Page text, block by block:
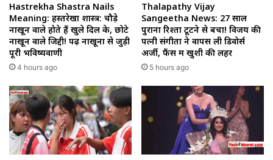
Hastrekha Shastra Nails
Meaning: हस्तरेखा शास्त्र: चौड़े
नाखून वाले होते हैं खुले दिल के, छोटे
नाखून वाले जिद्दी! पढ़ें नाखूनों से जुड़ी
पूरी भविष्यवाणी
4 hours ago
Thalapathy Vijay
Sangeetha News: 27 साल
पुराना रिश्ता टूटने से बचा! विजय की
पत्नी संगीता ने वापस ली डिवोर्स
अर्जी, फैंस में खुशी की लहर
5 hours ago